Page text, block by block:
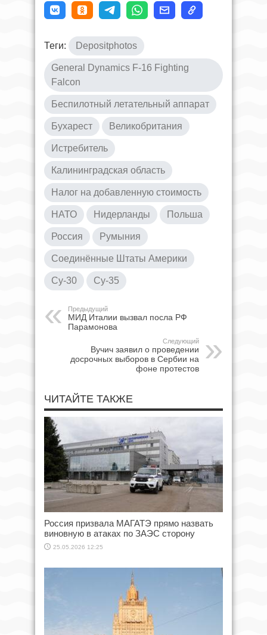
Теги: Depositphotos
General Dynamics F-16 Fighting
Falcon
Беспилотный летательный аппарат
Бухарест Великобритания
Истребитель
Калининградская область
Налог на добавленную стоимость
НАТО Нидерланды Польша
Россия Румыния
Соединённые Штаты Америки
Су-30 Су-35
Предыдущий
МИД Италии вызвал посла РФ
Парамонова
Следующий
Вучич заявил о проведении
досрочных выборов в Сербии на
фоне протестов
ЧИТАЙТЕ ТАКЖЕ
Россия призвала МАГАТЭ прямо назвать
виновную в атаках по ЗАЭС сторону
25.05.2026 12:25